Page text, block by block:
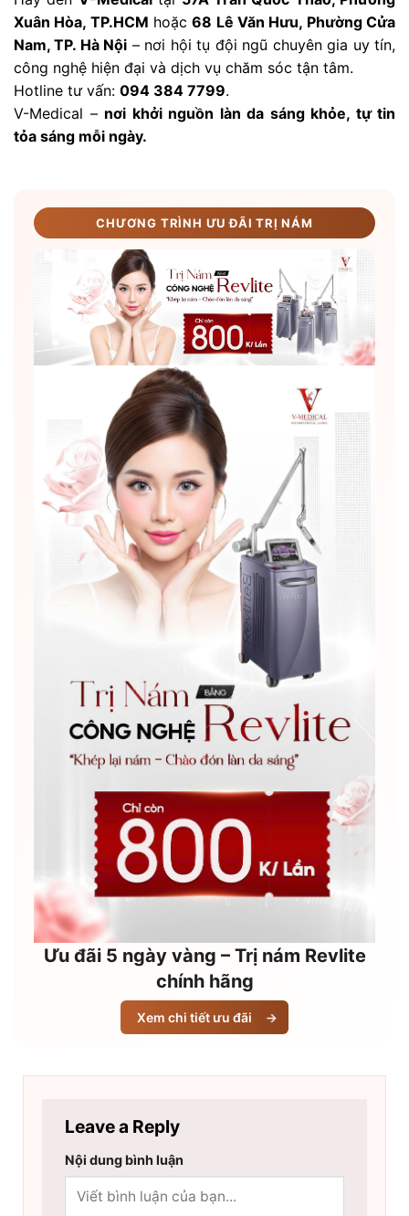
Xuân Hòa, TP.HCM hoặc68 Lê Văn Hưu, Phường Cửa
Nam, TP. Hà Nội – nơi hội tụ đội ngũ chuyên gia uy tín,
công nghệ hiện đại và dịch vụ chăm sóc tận tâm.
Hotline tư vấn: 094 384 7799.
V-Medical – nơi khởi nguồn làn da sáng khỏe, tự tin
tỏa sáng mỗi ngày.
CHƯƠNG TRÌNH ƯU ĐÃI TRỊ NÁM
Ưu đãi 5 ngày vàng – Trị nám Revlite
chính hãng
Xem chi tiết ưu đãi →
Leave a Reply
Nội dung bình luận